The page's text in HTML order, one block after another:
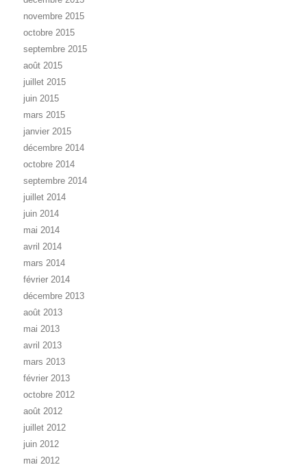
novembre 2015
octobre 2015
septembre 2015
août 2015
juillet 2015
juin 2015
mars 2015
janvier 2015
décembre 2014
octobre 2014
septembre 2014
juillet 2014
juin 2014
mai 2014
avril 2014
mars 2014
février 2014
décembre 2013
août 2013
mai 2013
avril 2013
mars 2013
février 2013
octobre 2012
août 2012
juillet 2012
juin 2012
mai 2012